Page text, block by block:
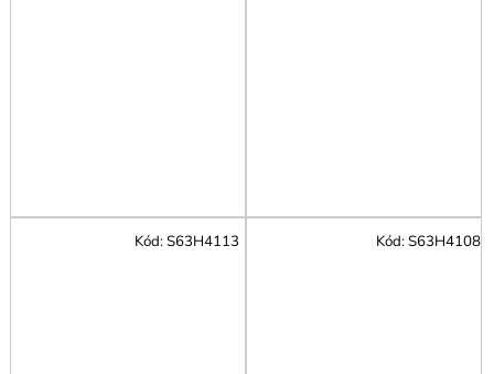
Kód:S63H4113 Kód:S63H4108